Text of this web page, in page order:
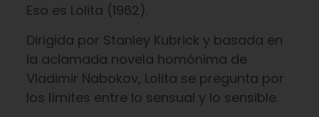
Eso es Lolita (1962).
Dirigida por Stanley Kubrick y basada en
la aclamada novela homónima de
Vladimir Nabokov, Lolita se pregunta por
los límites entre lo sensual y lo sensible.